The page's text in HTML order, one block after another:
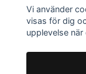
Läs mer
Vi använder
visas för dig
upplevelse